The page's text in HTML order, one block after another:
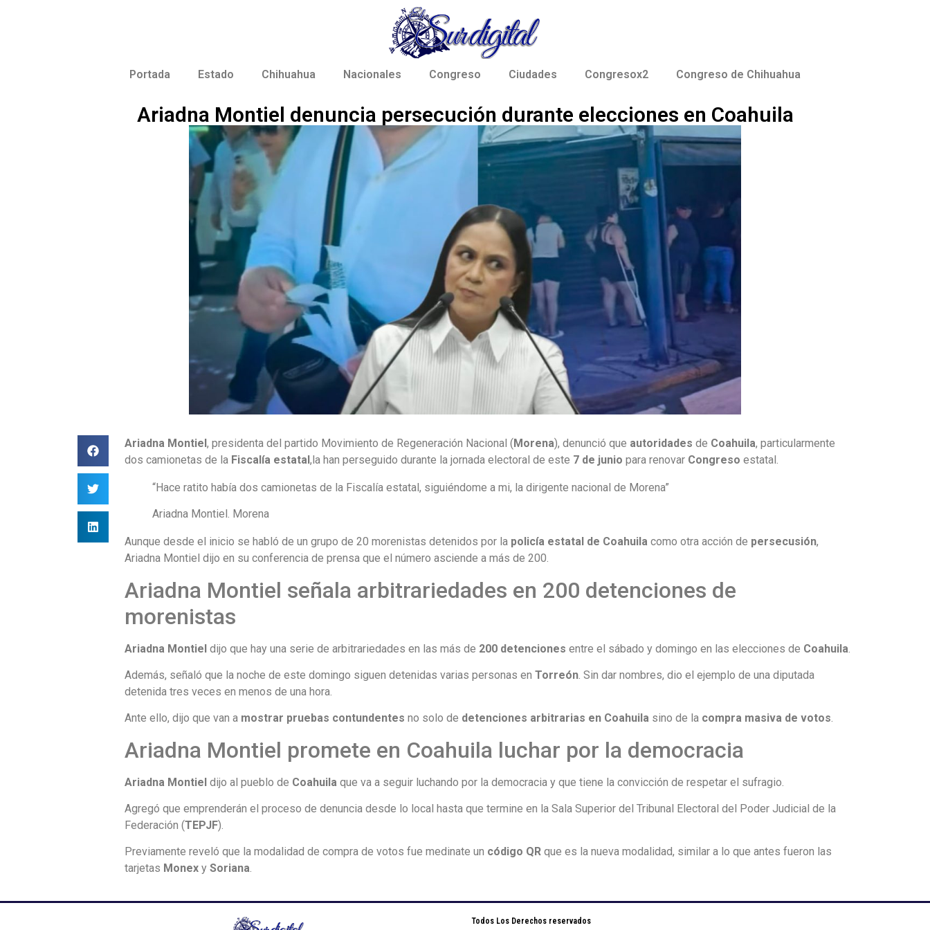
Portada Estado Chihuahua Nacionales Congreso Ciudades Congresox2 Congreso de Chihuahua
Ariadna Montiel denuncia persecución durante elecciones en Coahuila
Ariadna Montiel, presidenta del partido Movimiento de Regeneración Nacional (Morena), denunció que autoridadesde Coahuila, particularmente
dos camionetas de la Fiscalía estatal,la han perseguido durante la jornada electoral de este 7 de junio para renovar Congresoestatal.
“Hace ratito había dos camionetas de la Fiscalía estatal, siguiéndome a mi, la dirigente nacional de Morena”
Ariadna Montiel. Morena
Aunque desde el inicio se habló de un grupo de 20 morenistas detenidos por la policía estatal de Coahuila como otra acción de persecusión,
Ariadna Montiel dijo en su conferencia de prensa que el número asciende a más de 200.
Ariadna Montiel señala arbitrariedades en 200 detenciones de
morenistas
Ariadna Montiel dijo que hay una serie de arbitrariedades en las más de 200 detenciones entre el sábado y domingo en las elecciones de Coahuila
Además, señaló que la noche de este domingo siguen detenidas varias personas enTorreón. Sin dar nombres, dio el ejemplo de una diputada
detenida tres veces en menos de una hora.
Ante ello, dijo que van a mostrar pruebas contundentes no solo de detenciones arbitrarias en Coahuila sino de la compra masiva de votos.
Ariadna Montiel promete en Coahuila luchar por la democracia
Ariadna Montiel dijo al pueblo de Coahuilaque va a seguir luchando por la democracia y que tiene la convicción de respetar el sufragio.
Agregó que emprenderán el proceso de denuncia desde lo local hasta que termine en la Sala Superior del Tribunal Electoral del Poder Judicial de la
Federación (TEPJF).
Previamente reveló que la modalidad de compra de votos fue medinate un código QRque es la nueva modalidad, similar a lo que antes fueron las
tarjetas MonexySoriana.
Todos Los Derechos reservados